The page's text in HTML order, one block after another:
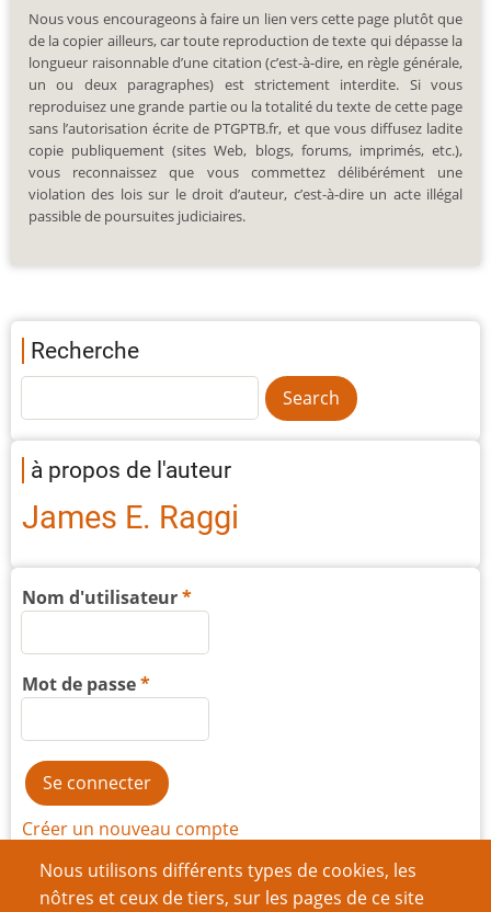
Nous utilisons différents types de cookies, les
nôtres et ceux de tiers, sur les pages de ce site
Nous vous encourageons à faire un lien vers cette page plutôt que
de la copier ailleurs, car toute reproduction de texte qui dépasse la
longueur raisonnable d’une citation (c’est-à-dire, en règle générale,
un ou deux paragraphes) est strictement interdite. Si vous
reproduisez une grande partie ou la totalité du texte de cette page
sans l’autorisation écrite de PTGPTB.fr, et que vous diffusez ladite
copie publiquement (sites Web, blogs, forums, imprimés, etc.),
vous reconnaissez que vous commettez délibérément une
violation des lois sur le droit d’auteur, c’est-à-dire un acte illégal
passible de poursuites judiciaires.
Recherche
à propos de l'auteur
James E. Raggi
Nom d'utilisateur
Mot de passe
Créer un nouveau compte
Réinitialiser votre mot de passe